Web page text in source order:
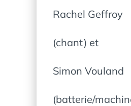
Rachel Geffroy
(chant) et
Simon Vouland
(batterie/